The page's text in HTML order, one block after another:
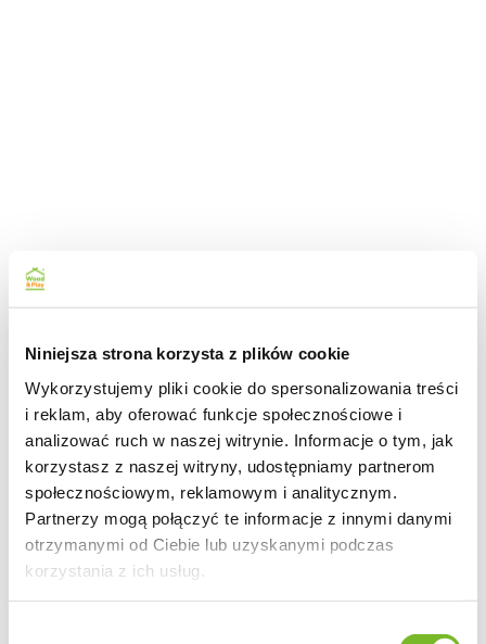
Niniejsza strona korzysta z plików cookie
Wykorzystujemy pliki cookie do spersonalizowania treści
i reklam, aby oferować funkcje społecznościowe i
analizować ruch w naszej witrynie. Informacje o tym, jak
korzystasz z naszej witryny, udostępniamy partnerom
społecznościowym, reklamowym i analitycznym.
Partnerzy mogą połączyć te informacje z innymi danymi
otrzymanymi od Ciebie lub uzyskanymi podczas
korzystania z ich usług.